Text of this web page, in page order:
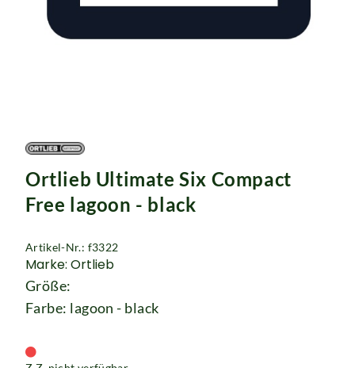
Rucksäcke
Schlösser
Ortlieb Ultimate Six Compact
Free lagoon - black
Artikel-Nr.: f3322
Marke: Ortlieb
Größe:
Farbe: lagoon - black